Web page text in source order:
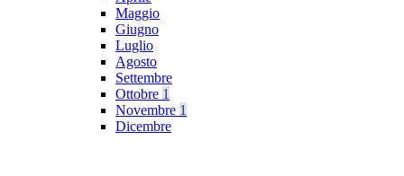
Maggio
Giugno
Luglio
Agosto
Settembre
Ottobre 1
Novembre 1
Dicembre